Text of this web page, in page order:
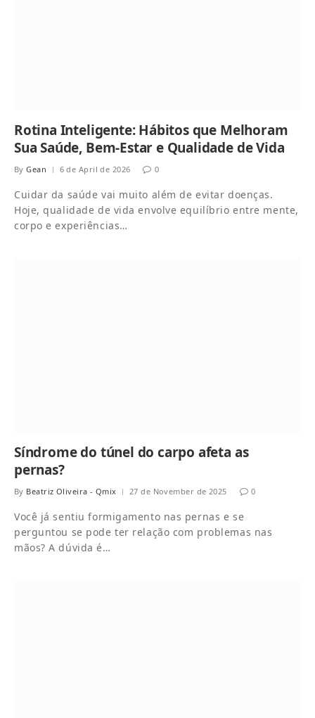
Rotina Inteligente: Hábitos que Melhoram
Sua Saúde, Bem-Estar e Qualidade de Vida
By Gean 6 de April de 2026 0
Cuidar da saúde vai muito além de evitar doenças.
Hoje, qualidade de vida envolve equilíbrio entre mente,
corpo e experiências…
Síndrome do túnel do carpo afeta as
pernas?
By Beatriz Oliveira - Qmix 27 de November de 2025 0
Você já sentiu formigamento nas pernas e se
perguntou se pode ter relação com problemas nas
mãos? A dúvida é…